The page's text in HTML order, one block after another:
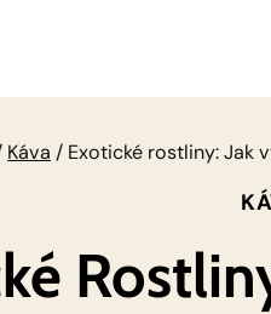
Káva / Exotické rostliny: Jak